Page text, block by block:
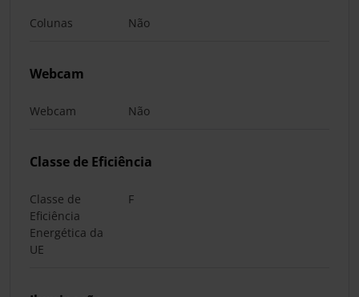
Colunas Não
Webcam
Webcam Não
Classe de Eficiência
Classe de
Eficiência
Energética da
UE
F